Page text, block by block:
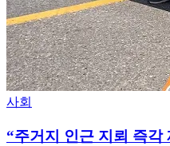
사회
“주거지 인근 지뢰 즉각